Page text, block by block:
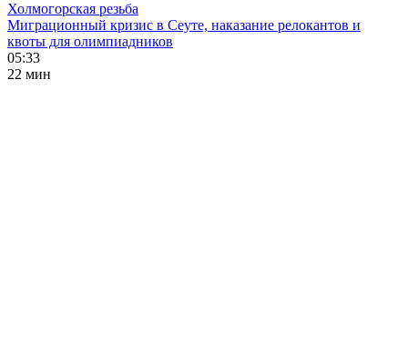
Холмогорская резьба
Миграционный кризис в Сеуте, наказание релокантов и
квоты для олимпиадников
05:33
22 мин